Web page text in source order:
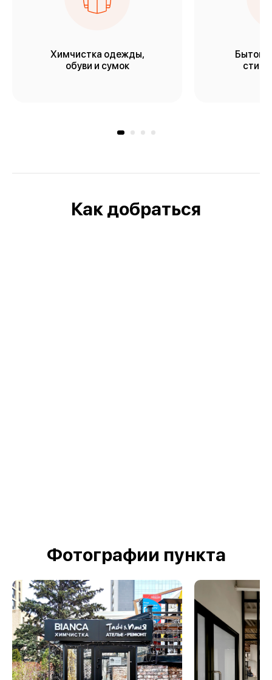
Химчистка одежды,
обуви и сумок
Как добраться
Фотографии пункта